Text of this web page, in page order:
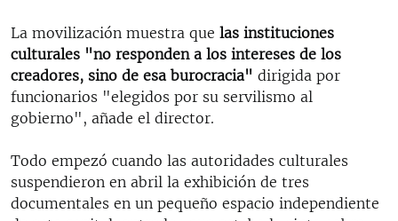
La movilización muestra que las instituciones
culturales "no responden a los intereses de los
creadores, sino de esa burocracia" dirigida por
funcionarios "elegidos por su servilismo al
gobierno", añade el director.
Todo empezó cuando las autoridades culturales
suspendieron en abril la exhibición de tres
documentales en un pequeño espacio independiente